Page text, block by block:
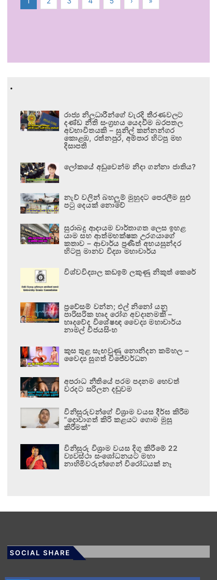
.
රාජ්‍ය නිලධාරීන්ගේ වැරදි තීරණවලට
දණ්ඩ නීති සංග්‍රහය යෙදවීම බරපතල
අවභාවිතයකි – සුනිල් කන්නන්ගර
කොළඹ, රත්නපුර, අම්පාර හිටපු මහ
දිසාපති
ලෝකයේ අඩුවෙන්ම නිදා ගන්නා ජාතිය?
නැව් වලින් බහලුම් මුහුදට පෙරලීම සුළු
පටු දෙයක් නොවේ
සුරාබදු ආදායම වාර්තාගත ලෙස ඉහළ
යාම සහ ආත්මභක්ෂක උරගයාගේ
කතාව – ආචාර්ය ප්‍රණීත් අභයසුන්දර
හිටපු මානව විද්‍යා මහාචාර්ය
විශ්වවිද්‍යාල කඩඉම් ලකුණු නිකුත් කෙරේ
ප්‍රවේසම් වන්න; එල් නිනෝ යනු
පාරිසරික හෘද රෝග අවදානමකි –
හෘදවේද විශේෂඥ වෛද්‍ය මහාචාර්ය
නාමල් විජයසිංහ
කුස තුළ සැඟවුණු නොනිදන කම්හල –
වෛද්‍ය සුගත් විජේවර්ධන
අපරාධ නීතියේ පරම පදනම හෙවත්
වරදට සරිලන දඬුවම
විනිසුරුවන්ගේ විශ්‍රාම වයස දීර්ඝ කිරීම
“දොවාගත් කිරි කළයට ගොම මුසු
කිරීමක්”
විනිසුරු විශ්‍රාම වයස දිගු කිරීමේ 22
ව්‍යවස්ථා සංශෝධනයට මහා
නාහිමිවරුන්ගෙන් විරෝධයක් නෑ
SOCIAL SHARE